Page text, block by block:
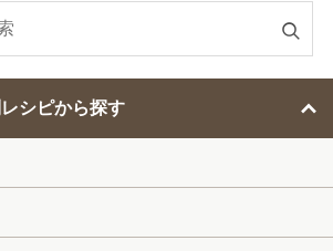
索
シピから探す